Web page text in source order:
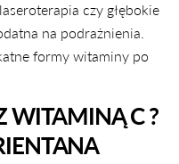
czy głębokie
na podrażnienia.
formy witaminy po
WITAMINĄ C ?